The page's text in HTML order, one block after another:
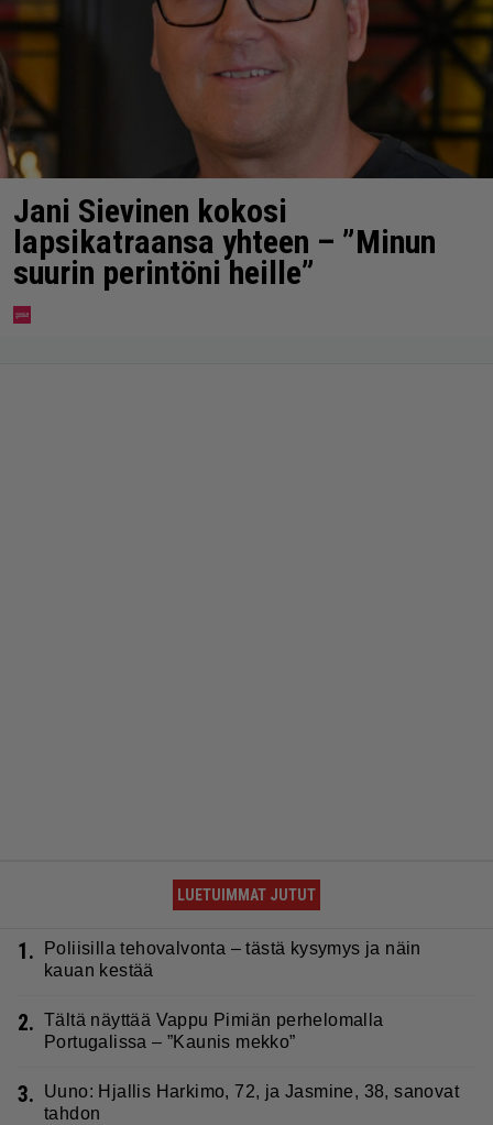
Jani Sievinen kokosi
lapsikatraansa yhteen – ”Minun
suurin perintöni heille”
LUETUIMMAT JUTUT
1.
Poliisilla tehovalvonta – tästä kysymys ja näin
kauan kestää
2. Tältä näyttää Vappu Pimiän perhelomalla
Portugalissa – ”Kaunis mekko”
3.
Uuno: Hjallis Harkimo, 72, ja Jasmine, 38, sanovat
tahdon